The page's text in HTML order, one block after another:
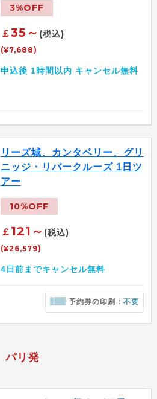
3%OFF
￡35～ (税込)
(¥7,688)
申込後 1時間以内 キャンセル無料
リーズ城、カンタベリー、グリ
ニッジ・リバークルーズ 1日ツ
アー
10%OFF
￡ 121～ (税込)
(¥26,579)
4日前までキャンセル無料
予約券の印刷：不要
パリ発